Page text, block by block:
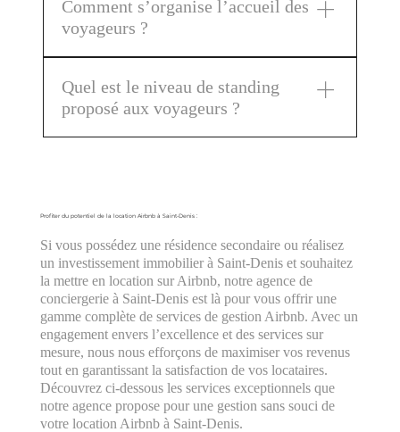
Profiter du potentiel de la location Airbnb à Saint-Denis :
Si vous possédez une résidence secondaire ou réalisez
un investissement immobilier à Saint-Denis et souhaitez
la mettre en location sur Airbnb, notre agence de
conciergerie à Saint-Denis est là pour vous offrir une
gamme complète de services de gestion Airbnb. Avec un
engagement envers l’excellence et des services sur
mesure, nous nous efforçons de maximiser vos revenus
tout en garantissant la satisfaction de vos locataires.
Découvrez ci-dessous les services exceptionnels que
notre agence propose pour une gestion sans souci de
votre location Airbnb à Saint-Denis.
expérience de vacances unique et mémorable.
nombreux voyageurs, qu’ils soient en séjour de
loisirs ou en déplacement professionnel, dans ses
Comment s’organise l’accueil des
voyageurs ?
afin que son séjour soit parfaitement agréable.
Cela inclut une présentation complète du
Quel est le niveau de standing
proposé aux voyageurs ?
de qualité hôtelière et fait l’objet d’un nettoyage
demande, Renta'Life peut également proposer un
service de ménage quotidien dans ses
appartements et maisons.